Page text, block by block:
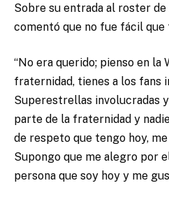
Sobre su entrada al roster de
comentó que no fue fácil que
“No era querido; pienso en la
fraternidad, tienes a los fans
Superestrellas involucradas
parte de la fraternidad y
de respeto que tengo hoy,
Supongo que me alegro por
persona que soy hoy y me